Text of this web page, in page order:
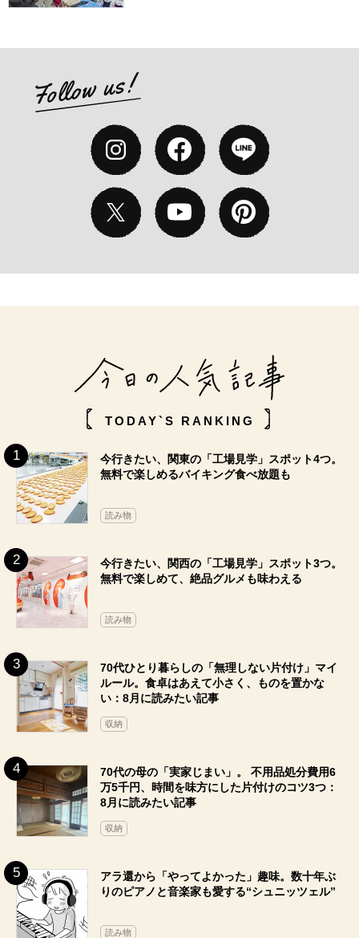
TODAY`S RANKING
今行きたい、関東の「工場見学」スポット4つ。
無料で楽しめるバイキング食べ放題も
読み物
今行きたい、関西の「工場見学」スポット3つ。
無料で楽しめて、絶品グルメも味わえる
読み物
70代ひとり暮らしの「無理しない片付け」マイ
ルール。食卓はあえて小さく、ものを置かな
い：8月に読みたい記事
収納
70代の母の「実家じまい」。 不用品処分費用6
万5千円、時間を味方にした片付けのコツ3つ：
8月に読みたい記事
収納
アラ還から「やってよかった」趣味。数十年ぶ
りのピアノと音楽家も愛する“シュニッツェル”
読み物